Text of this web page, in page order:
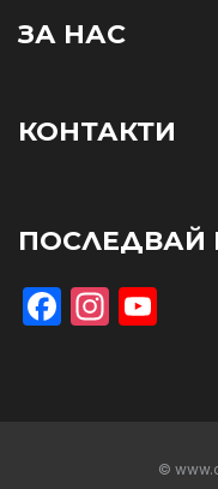
ЗА НАС
КОНТАКТИ
ПОСЛЕДВАЙ
Facebook
©